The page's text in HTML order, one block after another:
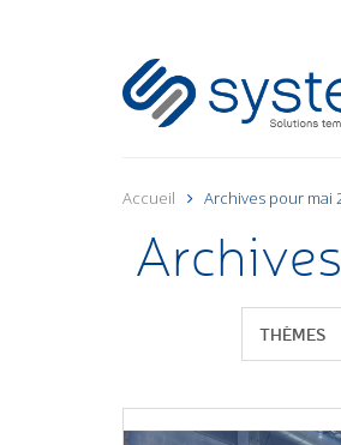
Accueil Archives pour mai
THÈMES